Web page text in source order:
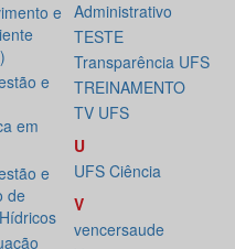
e
e
em
e
de
Administrativo
TESTE
Transparência UFS
TREINAMENTO
TV UFS
U
UFS Ciência
V
vencersaude